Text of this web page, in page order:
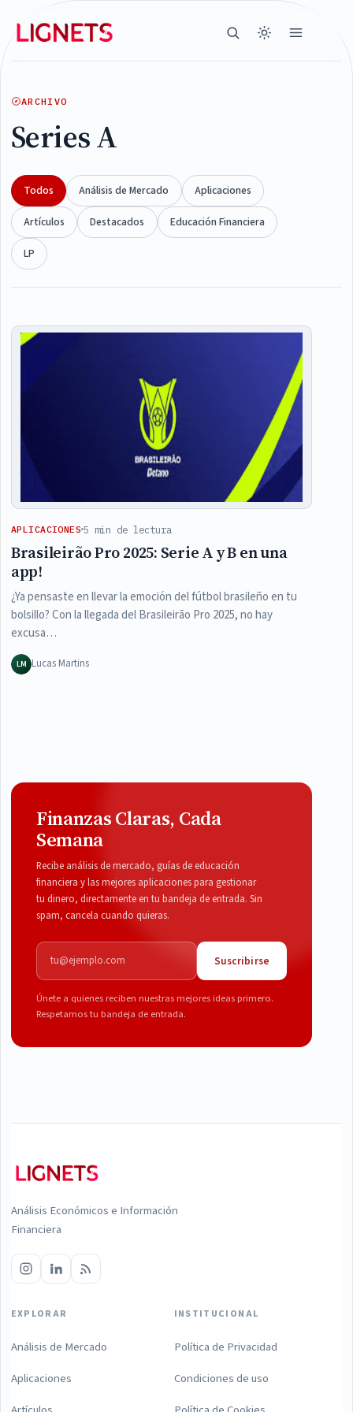
ARCHIVO
Series A
Todos Análisis de Mercado
Aplicaciones
Artículos
Destacados
Educación Financiera
LP
Articles
APLICACIONES 5 min de lectura
Brasileirão Pro 2025: Serie A y B en una
app!
¿Ya pensaste en llevar la emoción del fútbol brasileño en tu
bolsillo? Con la llegada del Brasileirão Pro 2025, no hay
excusa…
LM Lucas Martins
Finanzas Claras, Cada
Semana
Recibe análisis de mercado, guías de educación
financiera y las mejores aplicaciones para gestionar
tu dinero, directamente en tu bandeja de entrada. Sin
spam, cancela cuando quieras.
Correo electrónico
Suscribirse
Únete a quienes reciben nuestras mejores ideas primero.
Respetamos tu bandeja de entrada.
Análisis Económicos e Información
Financiera
EXPLORAR
Análisis de Mercado
Aplicaciones
INSTITUCIONAL
Política de Privacidad
Condiciones de uso